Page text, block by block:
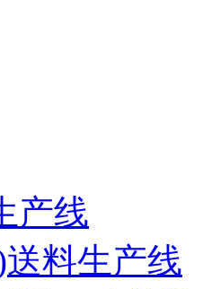
产线
料生产线